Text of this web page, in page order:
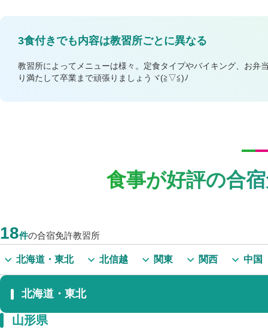
3食付きでも内容は教習所ごとに異なる
教習所によってメニューは様々。定食タイプやバイキング、お弁
り満たして卒業まで頑張りましょうヾ(≧▽≦)ﾉ
食事が好評の合
18件の合宿免許教習所
北海道・東北 北信越 関東 関西 中国
北海道・東北
山形県